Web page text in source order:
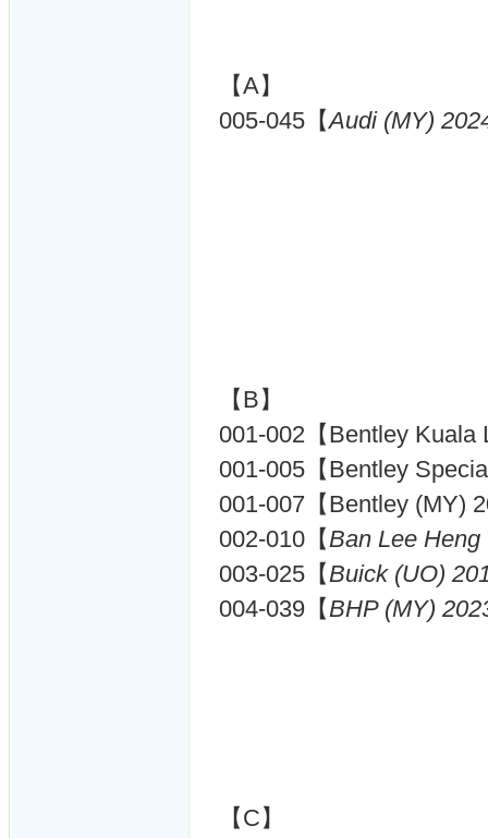
【A】
005-045【Audi (MY)
【B】
001-002【Bentley Kuala
001-005【Bentley
001-007【Bentley (MY)
002-010【Ban Lee Heng
003-025【Buick (UO)
004-039【BHP (MY)
【C】